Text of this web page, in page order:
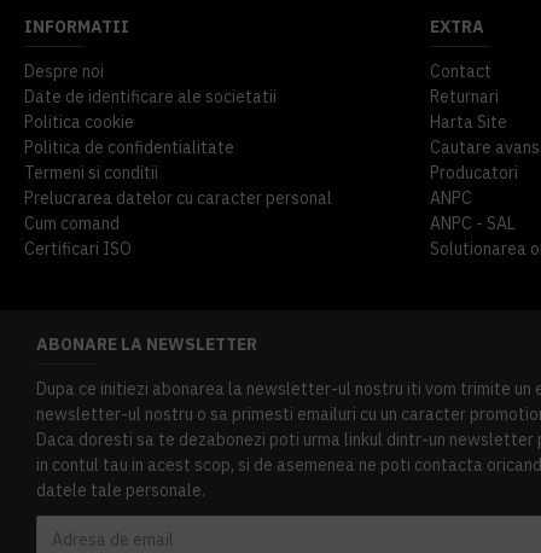
INFORMATII
Despre noi
Date de identificare ale societatii
Politica cookie
Politica de confidentialitate
Termeni si conditii
Prelucrarea datelor cu caracter personal
Cum comand
Certificari ISO
EXTRA
Contact
Returnari
Harta Site
Cautare
Producatori
ANPC
ANPC - SAL
Solutionarea
ABONARE LA NEWSLETTER
Dupa ce initiezi abonarea la newsletter-ul nostru iti vom trimite
newsletter-ul nostru o sa primesti emailuri cu un caracter
Daca doresti sa te dezabonezi poti urma linkul dintr-un
in contul tau in acest scop, si de asemenea ne poti contacta
datele tale personale.